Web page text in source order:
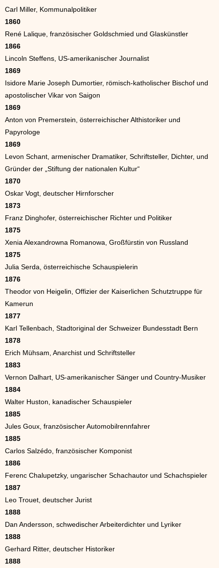
Carl Miller, Kommunalpolitiker
1860
René Lalique, französischer Goldschmied und Glaskünstler
1866
Lincoln Steffens, US-amerikanischer Journalist
1869
Isidore Marie Joseph Dumortier, römisch-katholischer Bischof und
apostolischer Vikar von Saigon
1869
Anton von Premerstein, österreichischer Althistoriker und
Papyrologe
1869
Levon Schant, armenischer Dramatiker, Schriftsteller, Dichter, und
Gründer der „Stiftung der nationalen Kultur“
1870
Oskar Vogt, deutscher Hirnforscher
1873
Franz Dinghofer, österreichischer Richter und Politiker
1875
Xenia Alexandrowna Romanowa, Großfürstin von Russland
1875
Julia Serda, österreichische Schauspielerin
1876
Theodor von Heigelin, Offizier der Kaiserlichen Schutztruppe für
Kamerun
1877
Karl Tellenbach, Stadtoriginal der Schweizer Bundesstadt Bern
1878
Erich Mühsam, Anarchist und Schriftsteller
1883
Vernon Dalhart, US-amerikanischer Sänger und Country-Musiker
1884
Walter Huston, kanadischer Schauspieler
1885
Jules Goux, französischer Automobilrennfahrer
1885
Carlos Salzédo, französischer Komponist
1886
Ferenc Chalupetzky, ungarischer Schachautor und Schachspieler
1887
Leo Trouet, deutscher Jurist
1888
Dan Andersson, schwedischer Arbeiterdichter und Lyriker
1888
Gerhard Ritter, deutscher Historiker
1888